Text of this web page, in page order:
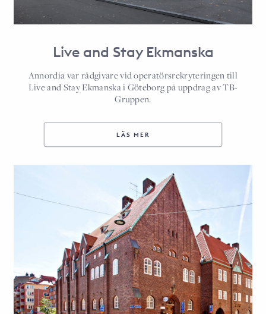
Live and Stay Ekmanska
Annordia var rådgivare vid operatörsrekryteringen till
Live and Stay Ekmanska i Göteborg på uppdrag av TB-
Gruppen.
LÄS MER